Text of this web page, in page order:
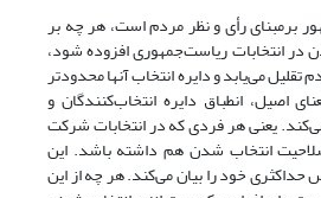
برمبنای رأی و نظر مردم است، هر چه بر
در انتخابات ریاست‌جمهوری افزوده شود،
می‌یابد و دایره انتخاب آنها محدودتر
اصیل، انطباق دایره انتخاب‌کنندگان و
یعنی هر فردی که در انتخابات شرکت
انتخاب شدن هم داشته باشد. این
خود را بیان می‌کند. هر چه از این